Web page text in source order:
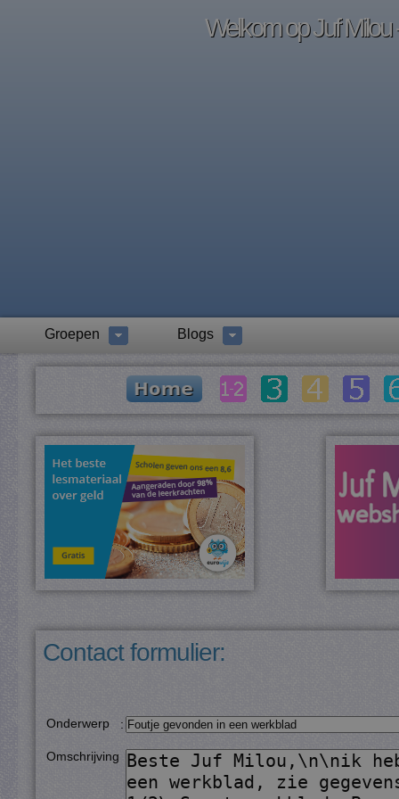
Welkom op Juf Milou
Groepen Blogs
Contact formulier:
Onderwerp :
Omschrijving